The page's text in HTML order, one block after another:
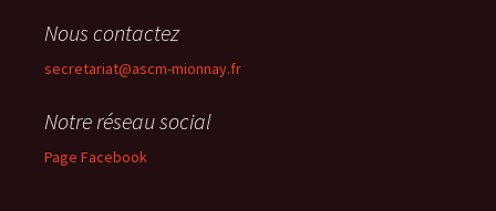
Nous contactez
secretariat@ascm-mionnay.fr
Notre réseau social
Page Facebook